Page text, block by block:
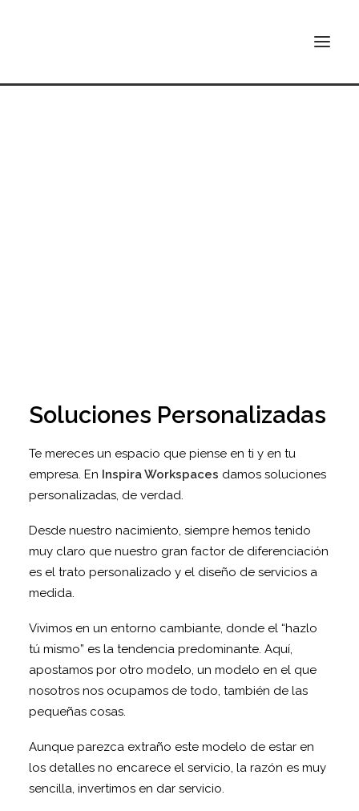
Soluciones Personalizadas
Te mereces un espacio que piense en ti y en tu
empresa. En Inspira Workspaces damos soluciones
personalizadas, de verdad.
Desde nuestro nacimiento, siempre hemos tenido
muy claro que nuestro gran factor de diferenciación
es el trato personalizado y el diseño de servicios a
medida.
Vivimos en un entorno cambiante, donde el “hazlo
tú mismo” es la tendencia predominante. Aquí,
apostamos por otro modelo, un modelo en el que
nosotros nos ocupamos de todo, también de las
pequeñas cosas.
Aunque parezca extraño este modelo de estar en
los detalles no encarece el servicio, la razón es muy
sencilla, invertimos en dar servicio.